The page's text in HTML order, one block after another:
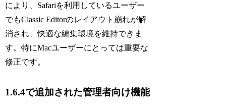
により、Safariを利用しているユーザー
でもClassic Editorのレイアウト崩れが解
消され、快適な編集環境を維持できま
す。特にMacユーザーにとっては重要な
修正です。
1.6.4で追加された管理者向け機能